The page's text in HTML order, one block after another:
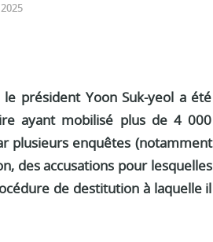
président Yoon Suk-yeol a été
ayant mobilisé plus de 4 000
plusieurs enquêtes (notamment
des accusations pour lesquelles
de destitution à laquelle il